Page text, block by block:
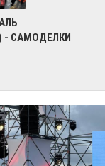
- САМОДЕЛКИ